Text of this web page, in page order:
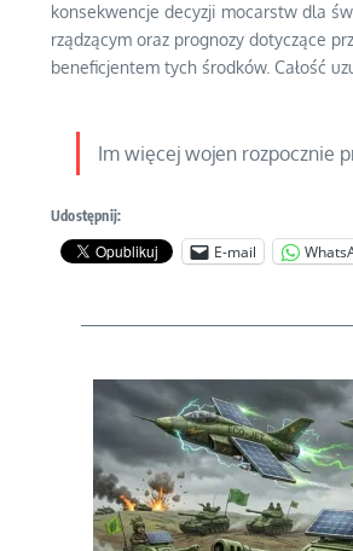
konsekwencje decyzji mocarstw dla
rządzącym oraz prognozy dotyczące
beneficjentem tych środków. Całość
Im więcej wojen rozpocznie
Udostępnij:
E-mail